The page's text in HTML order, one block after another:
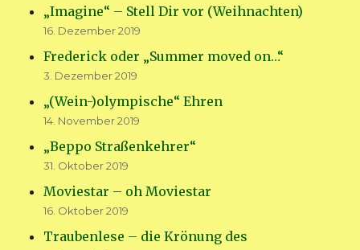
„Imagine“ – Stell Dir vor (Weihnachten)
16. Dezember 2019
Frederick oder „Summer moved on…“
3. Dezember 2019
„(Wein-)olympische“ Ehren
14. November 2019
„Beppo Straßenkehrer“
31. Oktober 2019
Moviestar – oh Moviestar
16. Oktober 2019
Traubenlese – die Krönung des